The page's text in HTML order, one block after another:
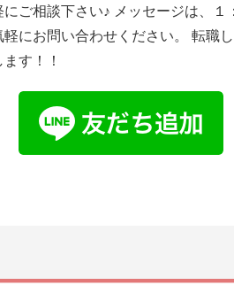
ご相談下さい♪ メッセージは、１
軽にお問い合わせください。 転職
す！！